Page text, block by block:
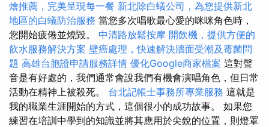
燴推薦，完美呈現每一餐 新北除白蟻公司，為您提供新北
地區的白蟻防治服務 當您多次唱歌最心愛的咪咪角色時，
您開始疲倦並燒毀。 中清路放鬆按摩 開飲機，提供方便的
飲水服務解決方案 壁癌處理，快速解決牆面受潮及霉菌問
題 高雄台胞證申請服務詳情 優化Google商家檔案 這對聲
音是有好處的，我們通常會說我們有機會演唱角色，但日常
活動在精神上被殺死。 台北記帳士事務所專業服務 這就是
我的職業生涯開始的方式，這個很小的成功故事。 如果您
練習在培訓中學到的知識並將其應用於尖銳的位置，則燈罩